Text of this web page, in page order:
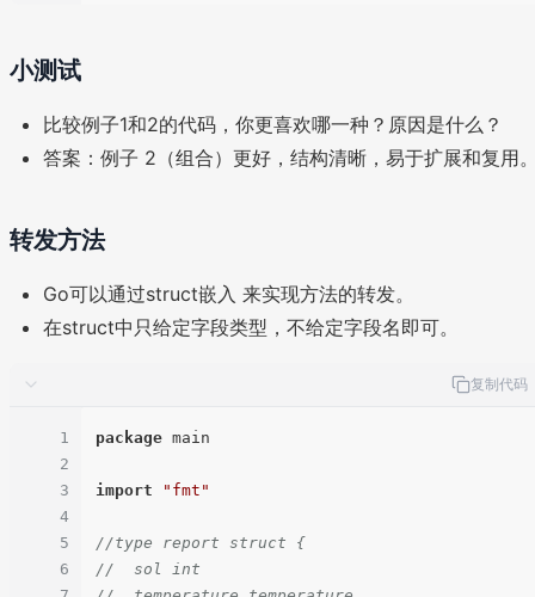
小测试
比较例子1和2的代码，你更喜欢哪一种？原因是什么？
答案：例子 2（组合）更好，结构清晰，易于扩展和复用
转发方法
Go可以通过struct嵌入 来实现方法的转发。
在struct中只给定字段类型，不给定字段名即可。
复制代码
1
2
3
4
5
6
package main
import "fmt"
//type report struct {
//  sol int